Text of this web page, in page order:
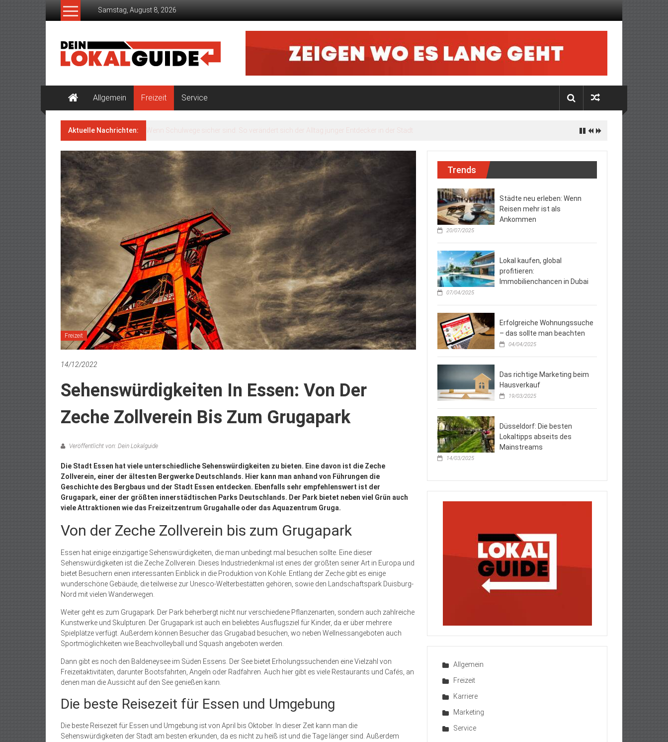
Samstag, August 8, 2026
Dein
Lokalguide
für
deine
Region
Allgemein Freizeit Service
Aktuelle Nachrichten: Wenn Schulwege sicher sind: So verändert sich der Alltag junger Entdecker in der Stadt
Freizeit
14/12/2022
Sehenswürdigkeiten In Essen: Von Der
Zeche Zollverein Bis Zum Grugapark
Veröffentlicht von: Dein Lokalguide
Die Stadt Essen hat viele unterschiedliche Sehenswürdigkeiten zu bieten. Eine davon ist die Zeche
Zollverein, einer der ältesten Bergwerke Deutschlands. Hier kann man anhand von Führungen die
Geschichte des Bergbaus und der Stadt Essen entdecken. Ebenfalls sehr empfehlenswert ist der
Grugapark, einer der größten innerstädtischen Parks Deutschlands. Der Park bietet neben viel Grün auch
viele Attraktionen wie das Freizeitzentrum Grugahalle oder das Aquazentrum Gruga.
Von der Zeche Zollverein bis zum Grugapark
Essen hat einige einzigartige Sehenswürdigkeiten, die man unbedingt mal besuchen sollte. Eine dieser
Sehenswürdigkeiten ist die Zeche Zollverein. Dieses Industriedenkmal ist eines der größten seiner Art in Europa und
bietet Besuchern einen interessanten Einblick in die Produktion von Kohle. Entlang der Zeche gibt es einige
wunderschöne Gebäude, die teilweise zur Unesco-Welterbestätten gehören, sowie den Landschaftspark Duisburg-
Nord mit vielen Wanderwegen.
Weiter geht es zum Grugapark. Der Park beherbergt nicht nur verschiedene Pflanzenarten, sondern auch zahlreiche
Kunstwerke und Skulpturen. Der Grugapark ist auch ein beliebtes Ausflugsziel für Kinder, da er über mehrere
Spielplätze verfügt. Außerdem können Besucher das Grugabad besuchen, wo neben Wellnessangeboten auch
Sportmöglichkeiten wie Beachvolleyball und Squash angeboten werden.
Dann gibt es noch den Baldeneysee im Süden Essens. Der See bietet Erholungssuchenden eine Vielzahl von
Freizeitaktivitäten, darunter Bootsfahrten, Angeln oder Radfahren. Auch hier gibt es viele Restaurants und Cafés, an
denen man die Aussicht auf den See genießen kann.
Die beste Reisezeit für Essen und Umgebung
Die beste Reisezeit für Essen und Umgebung ist von April bis Oktober. In dieser Zeit kann man die
Sehenswürdigkeiten der Stadt am besten erkunden, da es nicht zu heiß ist und die Tage länger sind. Außerdem
Trends
Städte neu erleben: Wenn
Reisen mehr ist als
Ankommen
20/07/2025
Lokal kaufen, global
profitieren:
Immobilienchancen in Dubai
07/04/2025
Erfolgreiche Wohnungssuche
– das sollte man beachten
04/04/2025
Das richtige Marketing beim
Hausverkauf
19/03/2025
Düsseldorf: Die besten
Lokaltipps abseits des
Mainstreams
14/03/2025
Allgemein
Freizeit
Karriere
Marketing
Service